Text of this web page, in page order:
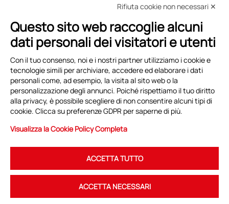
iniziative
viaggio tra i distretti
education
Eventi e News
copertina
archivio eventi
Rifiuta cookie non necessari ✕
Questo sito web raccoglie alcuni
dati personali dei visitatori e utenti
Con il tuo consenso, noi e i nostri partner utilizziamo i cookie e
tecnologie simili per archiviare, accedere ed elaborare i dati
personali come, ad esempio, la visita al sito web o la
personalizzazione degli annunci. Poiché rispettiamo il tuo diritto
alla privacy, è possibile scegliere di non consentire alcuni tipi di
cookie. Clicca su preferenze GDPR per saperne di più.
Visualizza la Cookie Policy Completa
ACCETTA TUTTO
ACCETTA NECESSARI